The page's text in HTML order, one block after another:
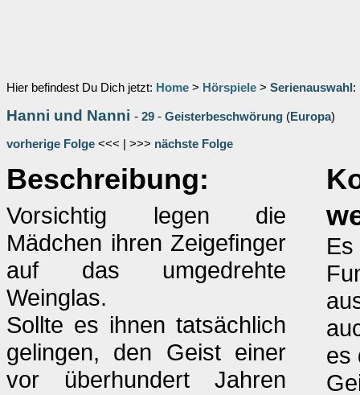
Hier befindest Du Dich jetzt: Home > Hörspiele > Serienauswahl :
Hanni und Nanni - 29 - Geisterbeschwörung (Europa)
vorherige Folge <<< | >>> nächste Folge
Beschreibung:
Vorsichtig legen die
Mädchen ihren Zeigefinger
auf das umgedrehte
Weinglas.
Sollte es ihnen tatsächlich
gelingen, den Geist einer
vor überhundert Jahren
es